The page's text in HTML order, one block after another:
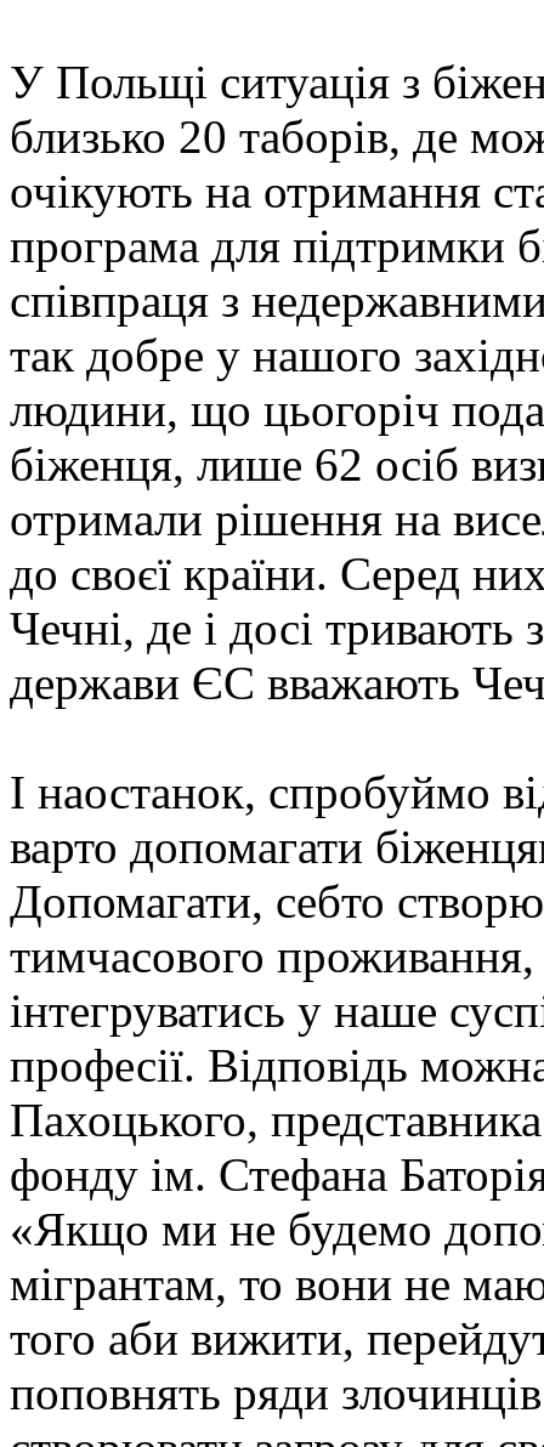
У Польщі ситуація з
близько 20 таборів, де
очікують на отримання
програма для підтримки
співпраця з
так добре у нашого
людини, що цьогоріч
біженця, лише 62 осіб
отримали рішення на
до своєї країни. Серед
Чечні, де і досі тривають
держави ЄС вважають
І наостанок, спробуймо
варто допомагати
Допомагати, себто
тимчасового
інтегруватись у наше
професії. Відповідь
Пахоцького,
фонду ім. Стефана
«Якщо ми не будемо
мігрантам, то вони не
того аби вижити,
поповнять ряди